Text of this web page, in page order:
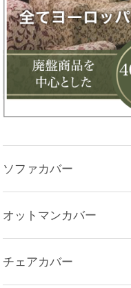
ソファカバー
オットマンカバー
チェアカバー